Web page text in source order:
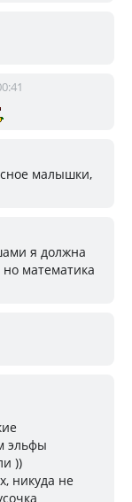
малышки,
я должна
математика
эльфы
))
никуда не